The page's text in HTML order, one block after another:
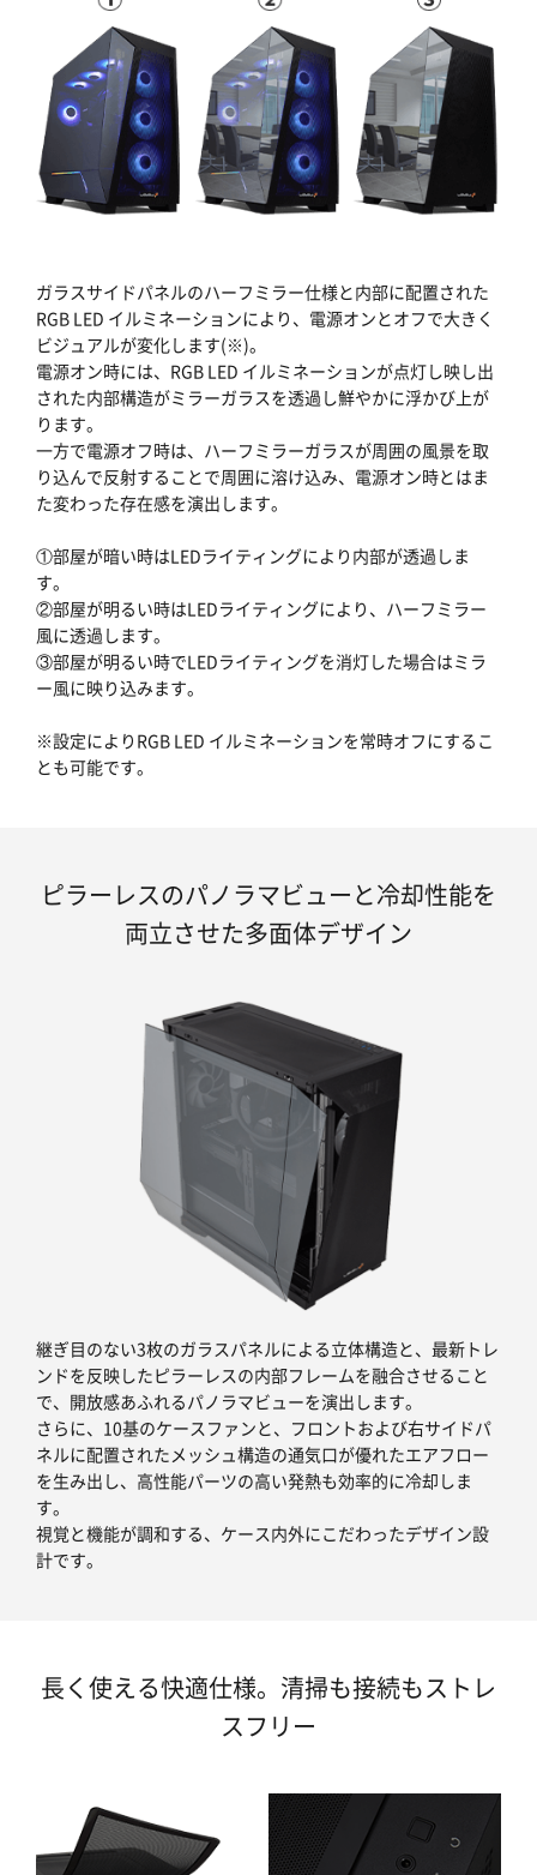
ガラスサイドパネルのハーフミラー仕様と内部に配置された
RGB LED イルミネーションにより、電源オンとオフで大きく
ビジュアルが変化します(※)。
電源オン時には、RGB LED イルミネーションが点灯し映し出
された内部構造がミラーガラスを透過し鮮やかに浮かび上が
ります。
一方で電源オフ時は、ハーフミラーガラスが周囲の風景を取
り込んで反射することで周囲に溶け込み、電源オン時とはま
た変わった存在感を演出します。
①部屋が暗い時はLEDライティングにより内部が透過しま
す。
②部屋が明るい時はLEDライティングにより、ハーフミラー
風に透過します。
③部屋が明るい時でLEDライティングを消灯した場合はミラ
ー風に映り込みます。
※設定によりRGB LED イルミネーションを常時オフにするこ
とも可能です。
ピラーレスのパノラマビューと冷却性能を
両立させた多面体デザイン
継ぎ目のない3枚のガラスパネルによる立体構造と、最新トレ
ンドを反映したピラーレスの内部フレームを融合させること
で、開放感あふれるパノラマビューを演出します。
さらに、10基のケースファンと、フロントおよび右サイドパ
ネルに配置されたメッシュ構造の通気口が優れたエアフロー
を生み出し、高性能パーツの高い発熱も効率的に冷却しま
す。
視覚と機能が調和する、ケース内外にこだわったデザイン設
計です。
長く使える快適仕様。清掃も接続もストレ
スフリー